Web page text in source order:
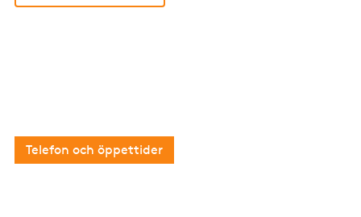
Telefon och öppettider